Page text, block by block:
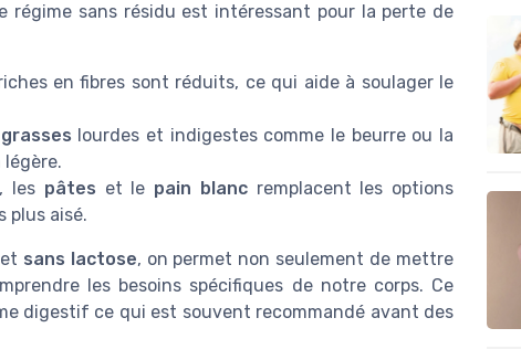
régime sans résidu est intéressant pour la perte de
en fibres sont réduits, ce qui aide à soulager le
lourdes et indigestes comme le beurre ou la
, les pâtes et le pain blancremplacent les options
plus aisé.
et sans lactose, on permet non seulement de mettre
les besoins spécifiques de notre corps. Ce
digestif ce qui est souvent recommandé avant des